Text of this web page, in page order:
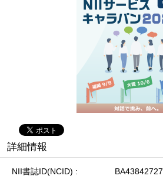
詳細情報
NII書誌ID(NCID)
BA43842727